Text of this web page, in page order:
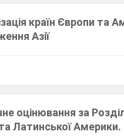
країн Європи та
Азії
оцінювання за
Латинської Америки.